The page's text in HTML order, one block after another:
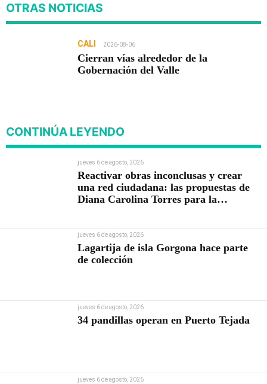
OTRAS NOTICIAS
CALI 2026-08-06
Cierran vías alrededor de la
Gobernación del Valle
CONTINÚA LEYENDO
jueves 6 de agosto, 2026
Reactivar obras inconclusas y crear
una red ciudadana: las propuestas de
Diana Carolina Torres para la
jueves 6 de agosto, 2026
Lagartija de isla Gorgona hace parte
de colección
jueves 6 de agosto, 2026
34 pandillas operan en Puerto Tejada
jueves 6 de agosto, 2026